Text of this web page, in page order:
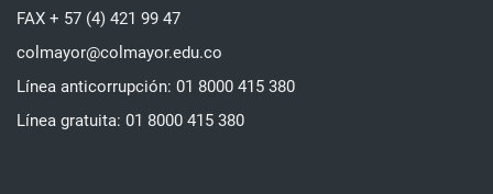
FAX + 57 (4) 421 99 47
colmayor@colmayor.edu.co
Línea anticorrupción: 01 8000 415 380
Línea gratuita: 01 8000 415 380